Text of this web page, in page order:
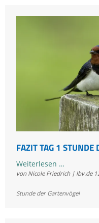
FAZIT TAG 1 STUNDE
Weiterlesen …
Tag
Stunde
von Nicole Friedrich | lbv.de
Stunde der Gartenvögel